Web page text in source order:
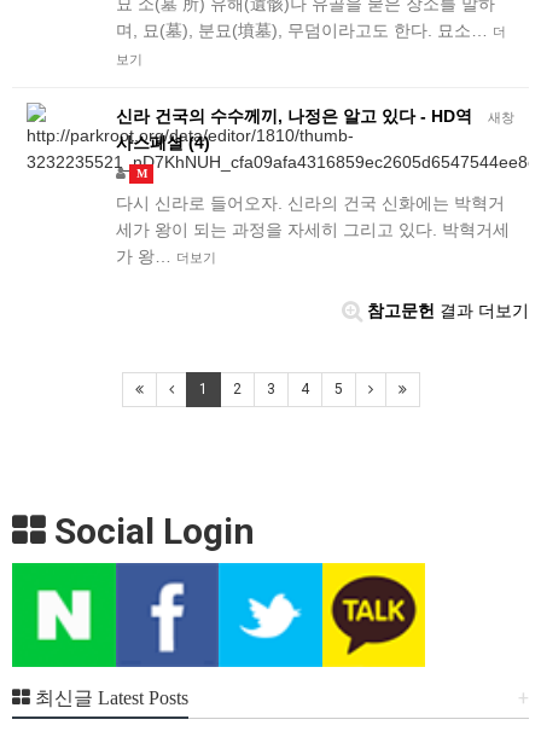
며, 묘(墓), 분묘(墳墓), 무덤이라고도 한다. 묘소…
더
보기
새창
신라 건국의 수수께끼, 나정은 알고 있다 - HD역
사스페셜 (4)
M
다시 신라로 들어오자. 신라의 건국 신화에는 박혁거
세가 왕이 되는 과정을 자세히 그리고 있다. 박혁거세
가 왕…
더보기
참고문헌 결과 더보기
1 2 3 4 5
Social Login
+
최신글 Latest Posts